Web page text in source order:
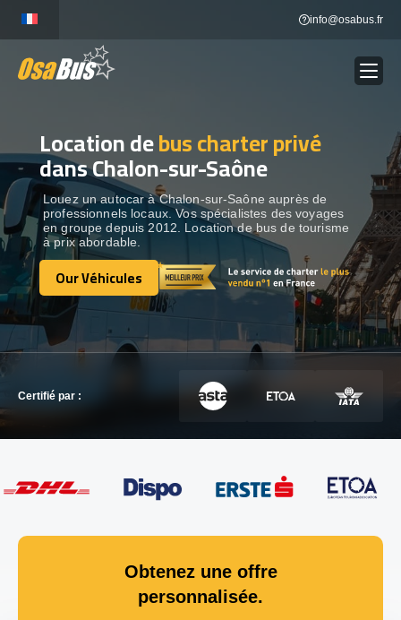
content
info@osabus.fr
LOCATION DE BUS Show dropdown
DESTINATIONS
OUR VÉHICULES
CONTACTEZ-NOUS
CONTACTEZ-NOUS
Location debus charter privé
dans Chalon-sur-Saône
Louez un autocar à Chalon-sur-Saône auprès de
professionnels locaux. Vos spécialistes des voyages
en groupe depuis 2012. Location de bus de tourisme
à prix abordable.
Our Véhicules
Our Véhicules
Certifié par :
Obtenez une offre
personnalisée.